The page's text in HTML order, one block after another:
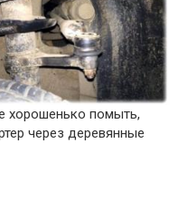
хорошенько помыть,
через деревянные